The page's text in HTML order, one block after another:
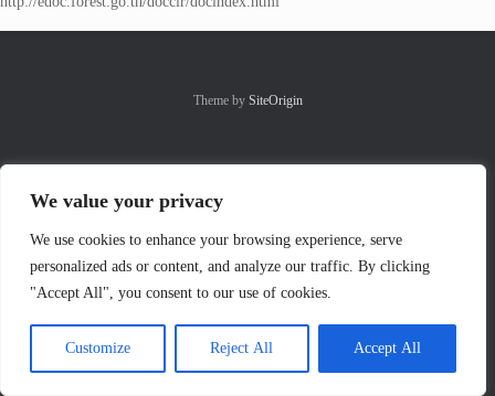
We value your privacy
We use cookies to enhance your browsing experience, serve
personalized ads or content, and analyze our traffic. By clicking
"Accept All", you consent to our use of cookies.
Customize Reject All Accept All
Theme by SiteOrigin